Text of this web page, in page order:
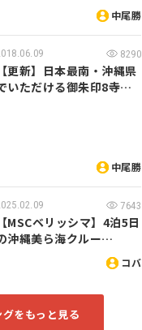
中尾勝
8290
【更新】日本最南・沖縄県
いただける御朱印8寺…
中尾勝
7643
【MSCベリッシマ】4泊5日
沖縄美ら海クルー…
コバ
をもっと見る